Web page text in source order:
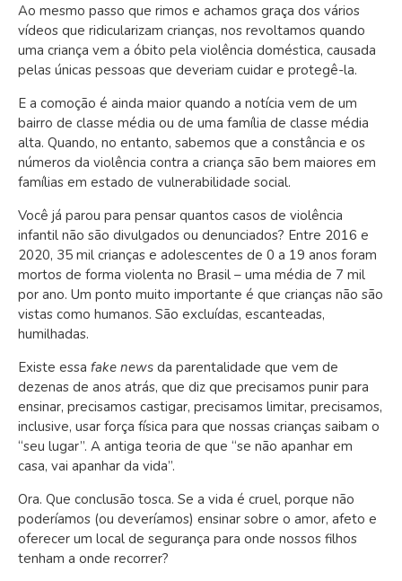
Ao mesmo passo que rimos e achamos graça dos vários
vídeos que ridicularizam crianças, nos revoltamos quando
uma criança vem a óbito pela violência doméstica, causada
pelas únicas pessoas que deveriam cuidar e protegê-la.
E a comoção é ainda maior quando a notícia vem de um
bairro de classe média ou de uma família de classe média
alta. Quando, no entanto, sabemos que a constância e os
números da violência contra a criança são bem maiores em
famílias em estado de vulnerabilidade social.
Você já parou para pensar quantos casos de violência
infantil não são divulgados ou denunciados? Entre 2016 e
2020, 35 mil crianças e adolescentes de 0 a 19 anos foram
mortos de forma violenta no Brasil – uma média de 7 mil
por ano. Um ponto muito importante é que crianças não são
vistas como humanos. São excluídas, escanteadas,
humilhadas.
Existe essa fake news da parentalidade que vem de
dezenas de anos atrás, que diz que precisamos punir para
ensinar, precisamos castigar, precisamos limitar, precisamos,
inclusive, usar força física para que nossas crianças saibam o
“seu lugar”. A antiga teoria de que “se não apanhar em
casa, vai apanhar da vida”.
Ora. Que conclusão tosca. Se a vida é cruel, porque não
poderíamos (ou deveríamos) ensinar sobre o amor, afeto e
oferecer um local de segurança para onde nossos filhos
tenham a onde recorrer?